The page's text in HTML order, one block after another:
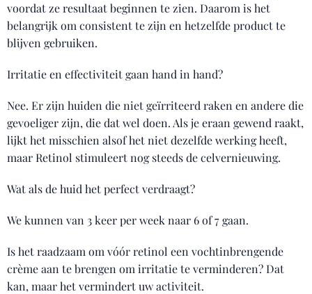
voordat ze resultaat beginnen te zien. Daarom is het
belangrijk om consistent te zijn en hetzelfde product te
blijven gebruiken.
Irritatie en effectiviteit gaan hand in hand?
Nee. Er zijn huiden die niet geïrriteerd raken en andere die
gevoeliger zijn, die dat wel doen. Als je eraan gewend raakt,
lijkt het misschien alsof het niet dezelfde werking heeft,
maar Retinol stimuleert nog steeds de celvernieuwing.
Wat als de huid het perfect verdraagt?
We kunnen van 3 keer per week naar 6 of 7 gaan.
Is het raadzaam om vóór retinol een vochtinbrengende
crème aan te brengen om irritatie te verminderen? Dat
kan, maar het vermindert uw activiteit.